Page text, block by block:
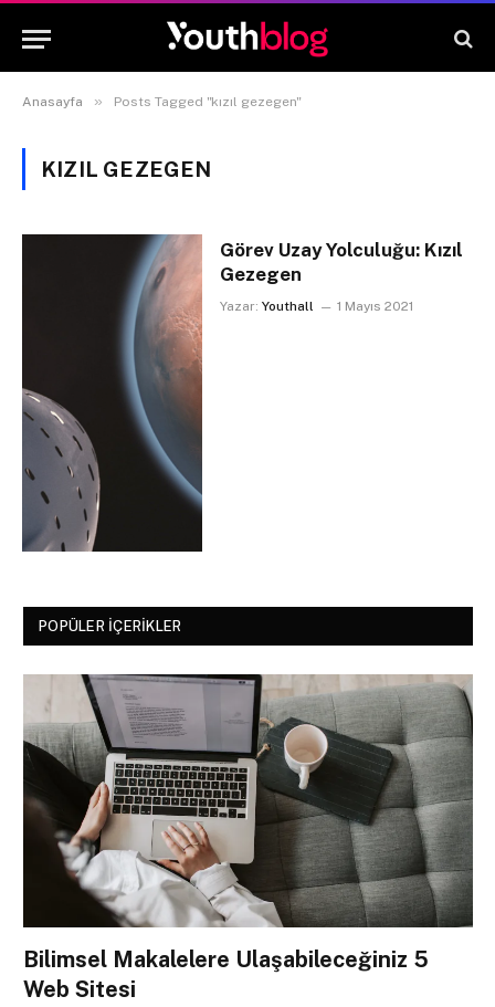
Anasayfa » Posts Tagged "kızıl gezegen"
KIZIL GEZEGEN
Görev Uzay Yolculuğu: Kızıl
Gezegen
Yazar: Youthall 1 Mayıs 2021
POPÜLER İÇERIKLER
Bilimsel Makalelere Ulaşabileceğiniz 5
Web Sitesi